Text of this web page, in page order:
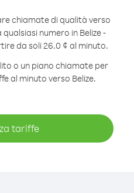
chiamate di qualità verso
qualsiasi numero in Belize -
da soli 26.0 ¢ al minuto.
o un piano chiamate per
al minuto verso Belize.
tariffe